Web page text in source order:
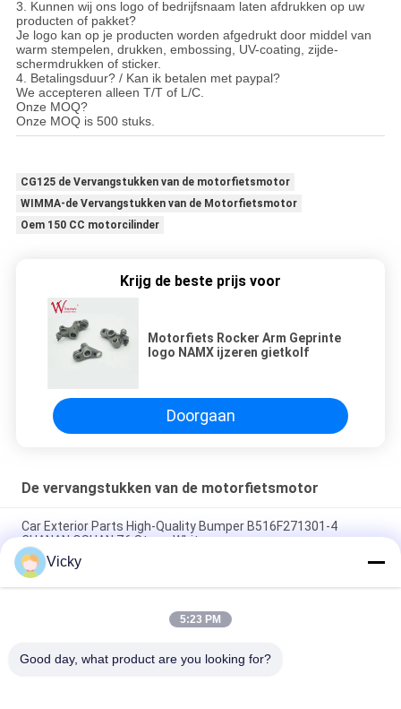
3. Kunnen wij ons logo of bedrijfsnaam laten afdrukken op uw
producten of pakket?
Je logo kan op je producten worden afgedrukt door middel van
warm stempelen, drukken, embossing, UV-coating, zijde-
schermdrukken of sticker.
4. Betalingsduur? / Kan ik betalen met paypal?
We accepteren alleen T/T of L/C.
Onze MOQ?
Onze MOQ is 500 stuks.
CG125 de Vervangstukken van de motorfietsmotor
WIMMA-de Vervangstukken van de Motorfietsmotor
Oem 150 CC motorcilinder
Krijg de beste prijs voor
Motorfiets Rocker Arm Geprinte
logo NAMX ijzeren gietkolf
Doorgaan
De vervangstukken van de motorfietsmotor
Car Exterior Parts High-Quality Bumper B516F271301-4
CHANAN OSHAN​ Z6 Starry White
Startmotor Honda EX5 Motorfiets motor onderdelen
goedkoop groothandel met hoge prestaties
Motorfietsversteker voor CPR8EAIX-9 China Leveranciers
Vicky
5:23 PM
Good day, what product are you looking for?